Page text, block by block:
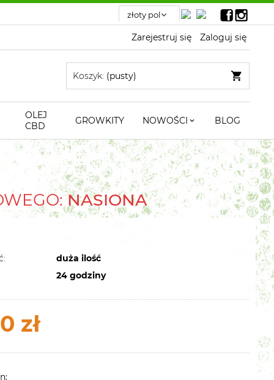
Zarejestruj się Zaloguj się
Koszyk: (pusty)
OLEJ
CBD
GROWKITY NOWOŚCI BLOG
NASIONA
duża ilość
24 godziny
zł